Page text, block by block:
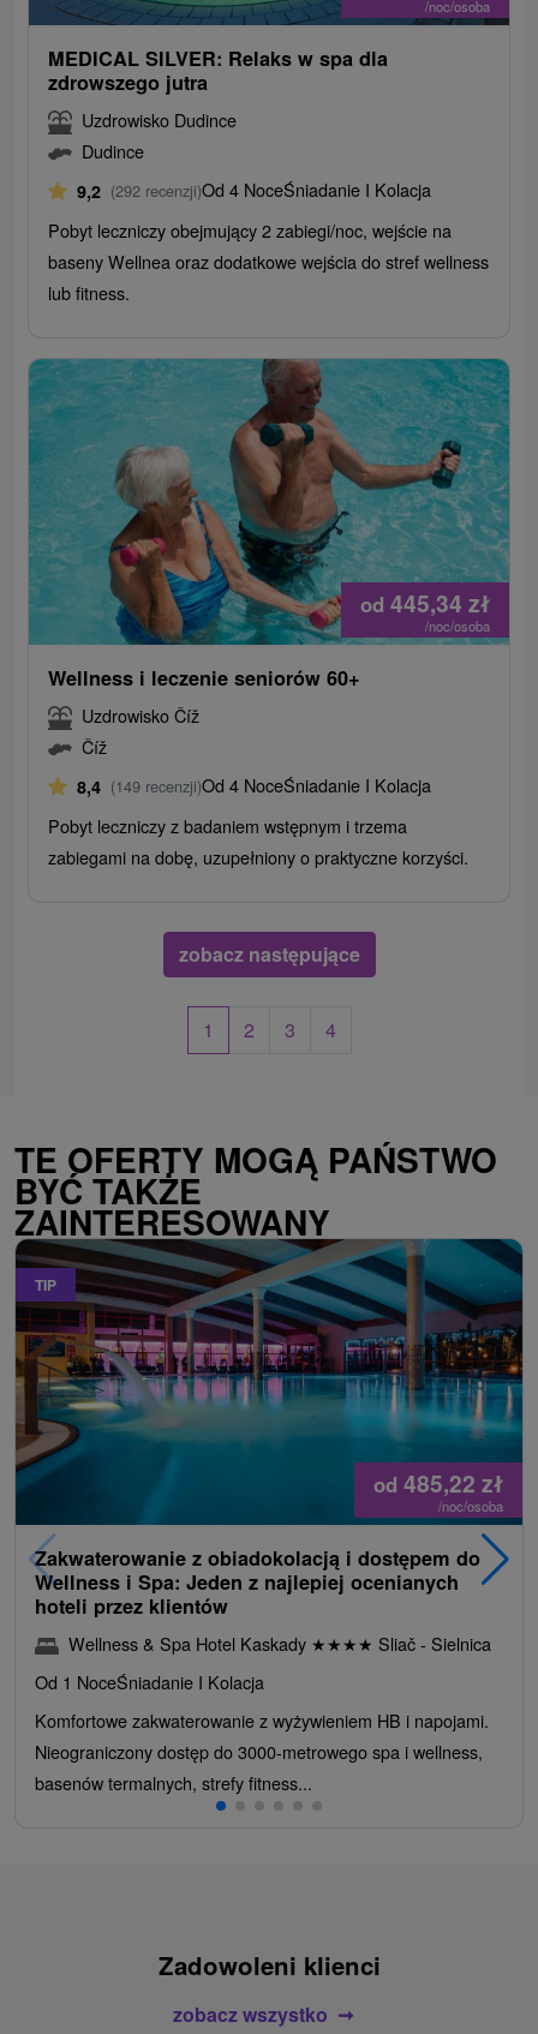
/noc/osoba
MEDICAL SILVER: Relaks w spa dla
zdrowszego jutra
Uzdrowisko Dudince
Dudince
9,2 (292 recenzji)Od 4 NoceŚniadanie I Kolacja
Pobyt leczniczy obejmujący 2 zabiegi/noc, wejście na
baseny Wellnea oraz dodatkowe wejścia do stref wellness
lub fitness.
od 445,34 zł
/noc/osoba
Wellness i leczenie seniorów 60+
Uzdrowisko Číž
Číž
8,4 (149 recenzji)Od 4 NoceŚniadanie I Kolacja
Pobyt leczniczy z badaniem wstępnym i trzema
zabiegami na dobę, uzupełniony o praktyczne korzyści.
zobacz następujące
1 2 3 4
TE OFERTY MOGĄ PAŃSTWO
BYĆ TAKŻE
ZAINTERESOWANY
TIP
od 485,22 zł
/noc/osoba
Zakwaterowanie z obiadokolacją i dostępem do
Wellness i Spa: Jeden z najlepiej ocenianych
hoteli przez klientów
Wellness & Spa Hotel Kaskady ★★★★ Sliač - Sielnica
Od 1 NoceŚniadanie I Kolacja
Komfortowe zakwaterowanie z wyżywieniem HB i napojami.
Nieograniczony dostęp do 3000-metrowego spa i wellness,
basenów termalnych, strefy fitness...
Zadowoleni klienci
zobacz wszystko